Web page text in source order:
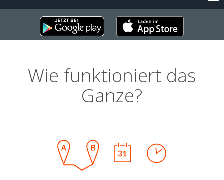
Wie funktioniert das
Ganze?